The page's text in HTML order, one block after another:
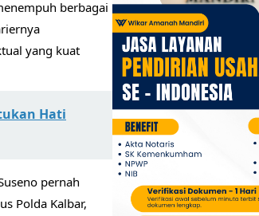
berbagai
yang kuat
Hati
pernah
Polda Kalbar,